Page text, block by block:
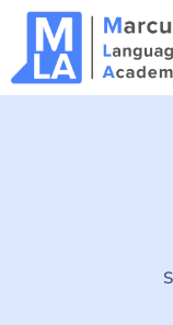
Zum
Inhalt
springen